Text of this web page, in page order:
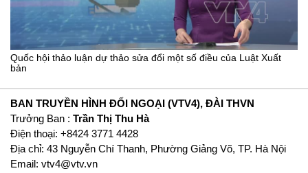
Quốc hội thảo luận dự thảo sửa đổi một số điều của Luật Xuất
bản
BAN TRUYỀN HÌNH ĐỐI NGOẠI (VTV4), ĐÀI THVN
Trưởng Ban : Trần Thị Thu Hà
Ðiện thoại: +8424 3771 4428
Địa chỉ: 43 Nguyễn Chí Thanh, Phường Giảng Võ, TP. Hà Nội
Email: vtv4@vtv.vn